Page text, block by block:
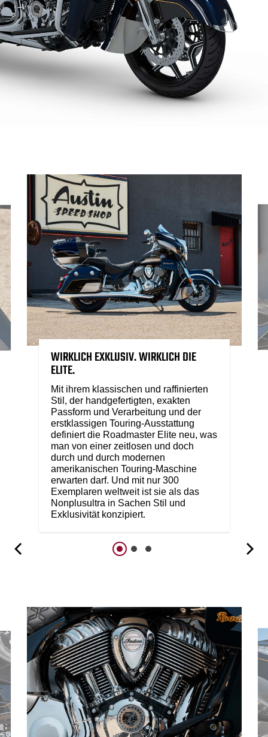
WIRKLICH EXKLUSIV. WIRKLICH DIE
ELITE.
Mit ihrem klassischen und raffinierten
Stil, der handgefertigten, exakten
Passform und Verarbeitung und der
erstklassigen Touring-Ausstattung
definiert die Roadmaster Elite neu, was
man von einer zeitlosen und doch
durch und durch modernen
amerikanischen Touring-Maschine
erwarten darf. Und mit nur 300
Exemplaren weltweit ist sie als das
Nonplusultra in Sachen Stil und
Exklusivität konzipiert.